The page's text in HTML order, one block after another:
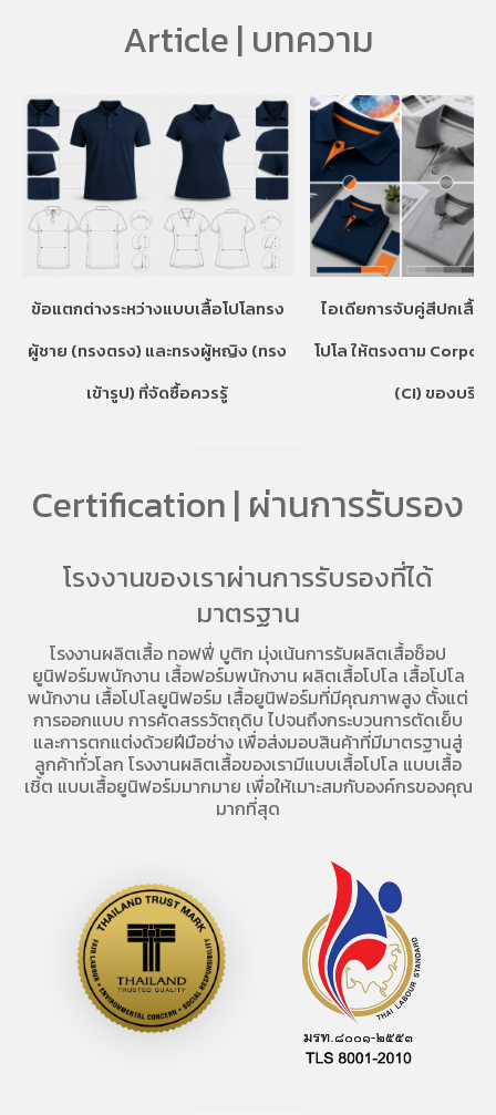
Article | บทความ
ข้อแตกต่างระหว่างแบบเสื้อโปโลทรง
ผู้ชาย (ทรงตรง) และทรงผู้หญิง (ทรง
เข้ารูป) ที่จัดซื้อควรรู้
ไอเดียการจับคู่สีปกเสื้อ
โปโล ให้ตรงตาม
(CI) ของบริษัท
Certification | ผ่านการรับรอง
โรงงานของเราผ่านการรับรองที่ได้
มาตรฐาน
โรงงานผลิตเสื้อ ทอฟฟี่ บูติก มุ่งเน้นการรับผลิตเสื้อช็อป
ยูนิฟอร์มพนักงาน เสื้อฟอร์มพนักงาน ผลิตเสื้อโปโล เสื้อโปโล
พนักงาน เสื้อโปโลยูนิฟอร์ม เสื้อยูนิฟอร์มที่มีคุณภาพสูง ตั้งแต่
การออกแบบ การคัดสรรวัตถุดิบ ไปจนถึงกระบวนการตัดเย็บ
และการตกแต่งด้วยฝีมือช่าง เพื่อส่งมอบสินค้าที่มีมาตรฐานสู่
ลูกค้าทั่วโลก โรงงานผลิตเสื้อของเรามีแบบเสื้อโปโล แบบเสื้อ
เชิ้ต แบบเสื้อยูนิฟอร์มมากมาย เพื่อให้เมาะสมกับองค์กรของคุณ
มากที่สุด